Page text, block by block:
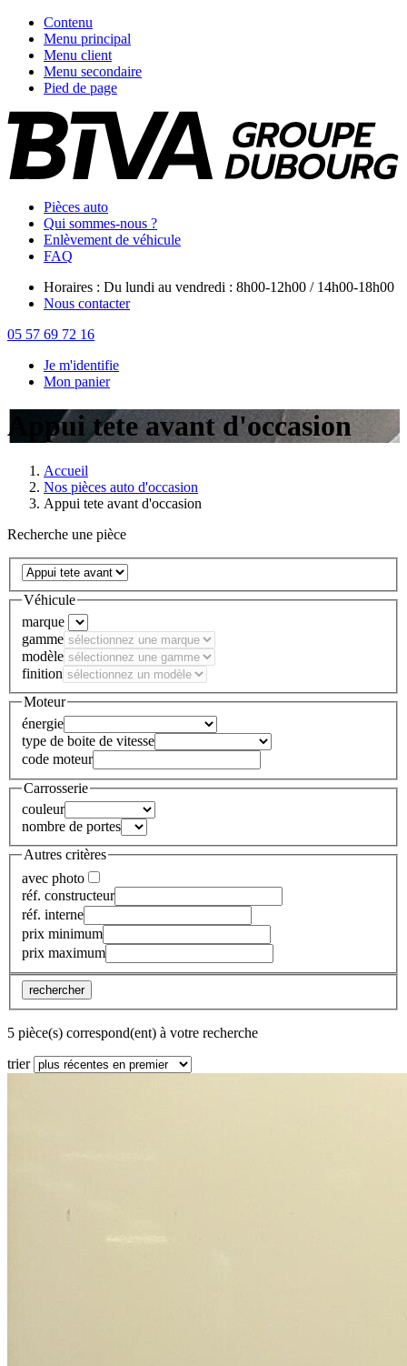
Contenu
Menu principal
Menu client
Menu secondaire
Pied de page
Pièces auto
Qui sommes-nous ?
Enlèvement de véhicule
FAQ
Horaires : Du lundi au vendredi : 8h00-12h00 / 14h00-18h00
Nous contacter
05 57 69 72 16
Je m'identifie
Mon panier
Appui tete avant d'occasion
Accueil
Nos pièces auto d'occasion
Appui tete avant d'occasion
Recherche une pièce
Véhicule
marque
gamme
modèle
finition
Moteur
énergie
type de boite de vitesse
code moteur
Carrosserie
couleur
nombre de portes
Autres critères
avec photo
réf. constructeur
réf. interne
prix minimum
prix maximum
rechercher
5 pièce(s) correspond(ent) à votre recherche
trier